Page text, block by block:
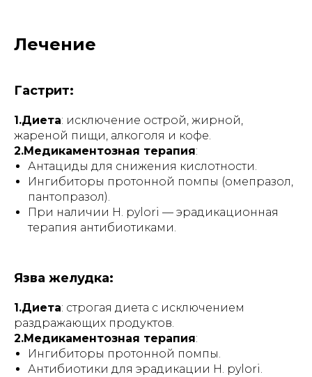
Лечение
Гастрит:
1.Диета: исключение острой, жирной,
жареной пищи, алкоголя и кофе.
2.Медикаментозная терапия:
Антациды для снижения кислотности.
Ингибиторы протонной помпы (омепразол,
пантопразол).
При наличии H. pylori — эрадикационная
терапия антибиотиками.
Язва желудка:
1.Диета: строгая диета с исключением
раздражающих продуктов.
2.Медикаментозная терапия:
Ингибиторы протонной помпы.
Антибиотики для эрадикации H. pylori.